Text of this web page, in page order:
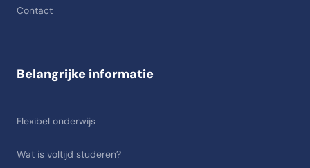
Contact
Belangrijke informatie
Flexibel onderwijs
Wat is voltijd studeren?